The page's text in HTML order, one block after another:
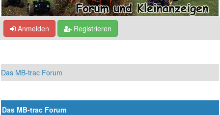
Anmelden Registrieren
Das MB-trac Forum
Das MB-trac Forum